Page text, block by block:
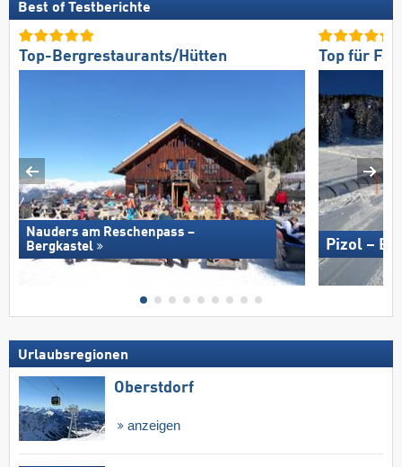
Best of Testberichte
Top-Bergrestaurants/Hütten
Nauders am Reschenpass –
Bergkastel
Top für
Pizol –
Urlaubsregionen
Oberstdorf
anzeigen